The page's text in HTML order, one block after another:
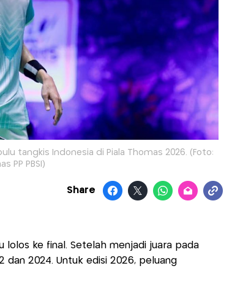
tangkis Indonesia di Piala Thomas 2026. (Foto:
PP PBSI)
Share
lolos ke final. Setelah menjadi juara pada
dan 2024. Untuk edisi 2026, peluang